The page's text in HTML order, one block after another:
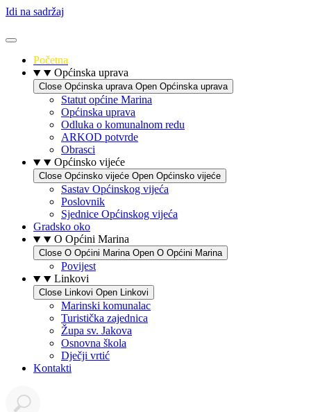
Idi na sadržaj
Početna
Općinska uprava
Close Općinska uprava Open Općinska uprava
Statut općine Marina
Općinska uprava
Odluka o komunalnom redu
ARKOD potvrde
Obrasci
Općinsko vijeće
Close Općinsko vijeće Open Općinsko vijeće
Sastav Općinskog vijeća
Poslovnik
Sjednice Općinskog vijeća
Gradsko oko
O Općini Marina
Close O Općini Marina Open O Općini Marina
Povijest
Linkovi
Close Linkovi Open Linkovi
Marinski komunalac
Turistička zajednica
Župa sv. Jakova
Osnovna škola
Dječji vrtić
Kontakti